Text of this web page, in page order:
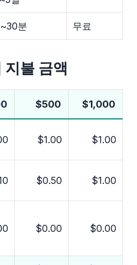
분 무료
불 금액
$500 $1,000
$1.00 $1.00
$0.50 $1.00
$0.00 $0.00